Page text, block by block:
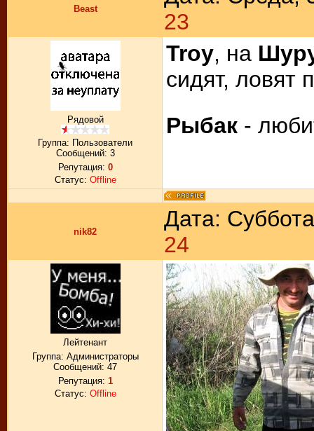
Beast
23
Рядовой
Группа: Пользователи
Сообщений: 3
Репутация: 0
Статус: Offline
Troy, на
сидят, ловят
Рыбак -
nik82
Дата:
24
Лейтенант
Группа: Администраторы
Сообщений: 47
Репутация: 1
Статус: Offline